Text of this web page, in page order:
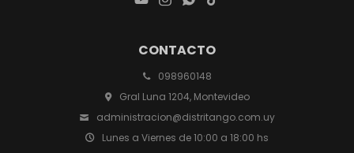
CONTACTO
098960148
Gral Luna 1204, Montevideo
administracion@distritango.com.uy
Lunes a Viernes de 10:00 a 18:00 hs